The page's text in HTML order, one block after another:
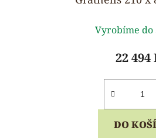
5,0
z
Vyrobíme do
22 494
DO